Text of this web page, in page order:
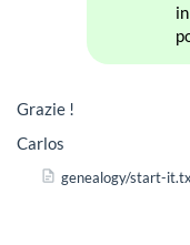
Grazie !
Carlos
genealogy/start-